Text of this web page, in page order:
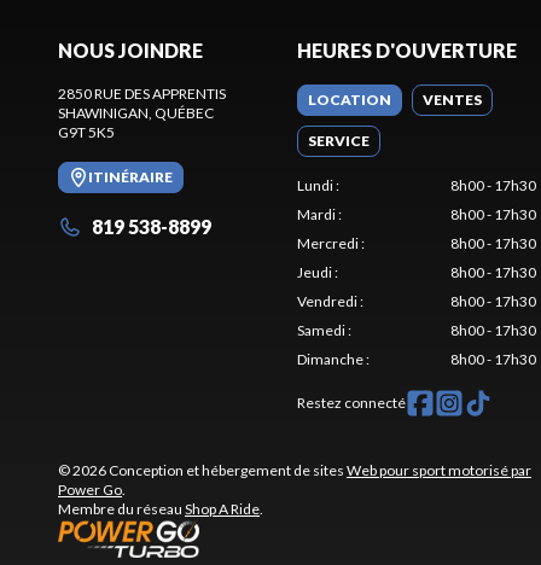
NOUS JOINDRE
2850 RUE DES APPRENTIS
SHAWINIGAN, QUÉBEC
G9T 5K5
ITINÉRAIRE
819 538-8899
HEURES D'OUVERTURE
LOCATION VENTES
SERVICE
Lundi:
8h00 - 17h30
Mardi:
8h00 - 17h30
Mercredi:
8h00 - 17h30
Jeudi:
8h00 - 17h30
Vendredi:
8h00 - 17h30
Samedi:
8h00 - 17h30
Dimanche: 8h00 - 17h30
Restez connecté
© 2026 Conception et hébergement de sites Web pour sport motorisé par
Power Go.
Membre du réseau Shop A Ride.